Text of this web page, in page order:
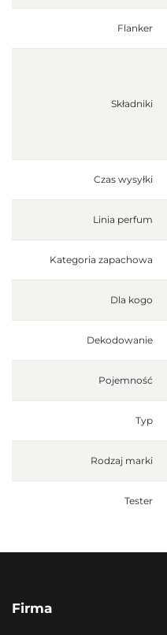
Flanker
Składniki
Czas wysyłki
Linia perfum
Kategoria zapachowa
Dla kogo
Dekodowanie
Pojemność
Typ
Rodzaj marki
Tester
Firma